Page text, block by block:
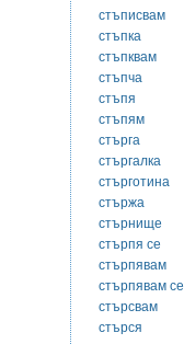
стъписвам
стъпка
стъпквам
стъпча
стъпя
стъпям
стърга
стъргалка
стърготина
стържа
стърнище
стърпя се
стърпявам
стърпявам се
стърсвам
стърся